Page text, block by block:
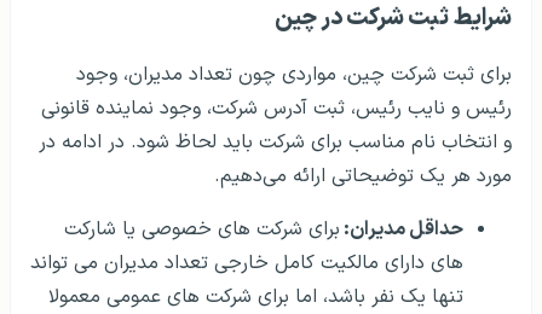
شرایط ثبت شرکت در چین
برای ثبت شرکت چین، مواردی چون تعداد مدیران، وجود
رئیس و نایب رئیس، ثبت آدرس شرکت، وجود نماینده قانونی
و انتخاب نام مناسب برای شرکت باید لحاظ شود. در ادامه در
مورد هر یک توضیحاتی ارائه می‌دهیم.
حداقل مدیران: برای شرکت های خصوصی یا شارکت
های دارای مالکیت کامل خارجی تعداد مدیران می تواند
تنها یک نفر باشد، اما برای شرکت های عمومی معمولا